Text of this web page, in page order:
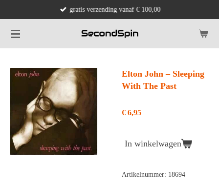
naar
de
gratis verzending vanaf € 100,00
Elton John ‎– Sleeping
With The Past
€ 6,95
In winkelwagen
Artikelnummer: 18694